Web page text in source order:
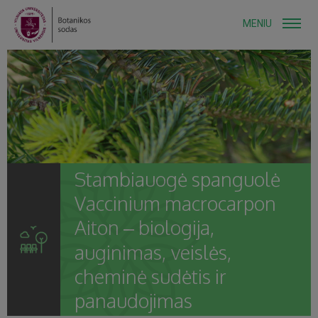
MENIU
Stambiauogė spanguolė
Vaccinium macrocarpon
Aiton – biologija,
auginimas, veislės,
cheminė sudėtis ir
panaudojimas